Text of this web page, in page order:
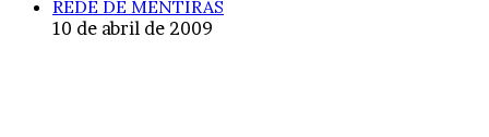
REDE DE MENTIRAS
10 de abril de 2009